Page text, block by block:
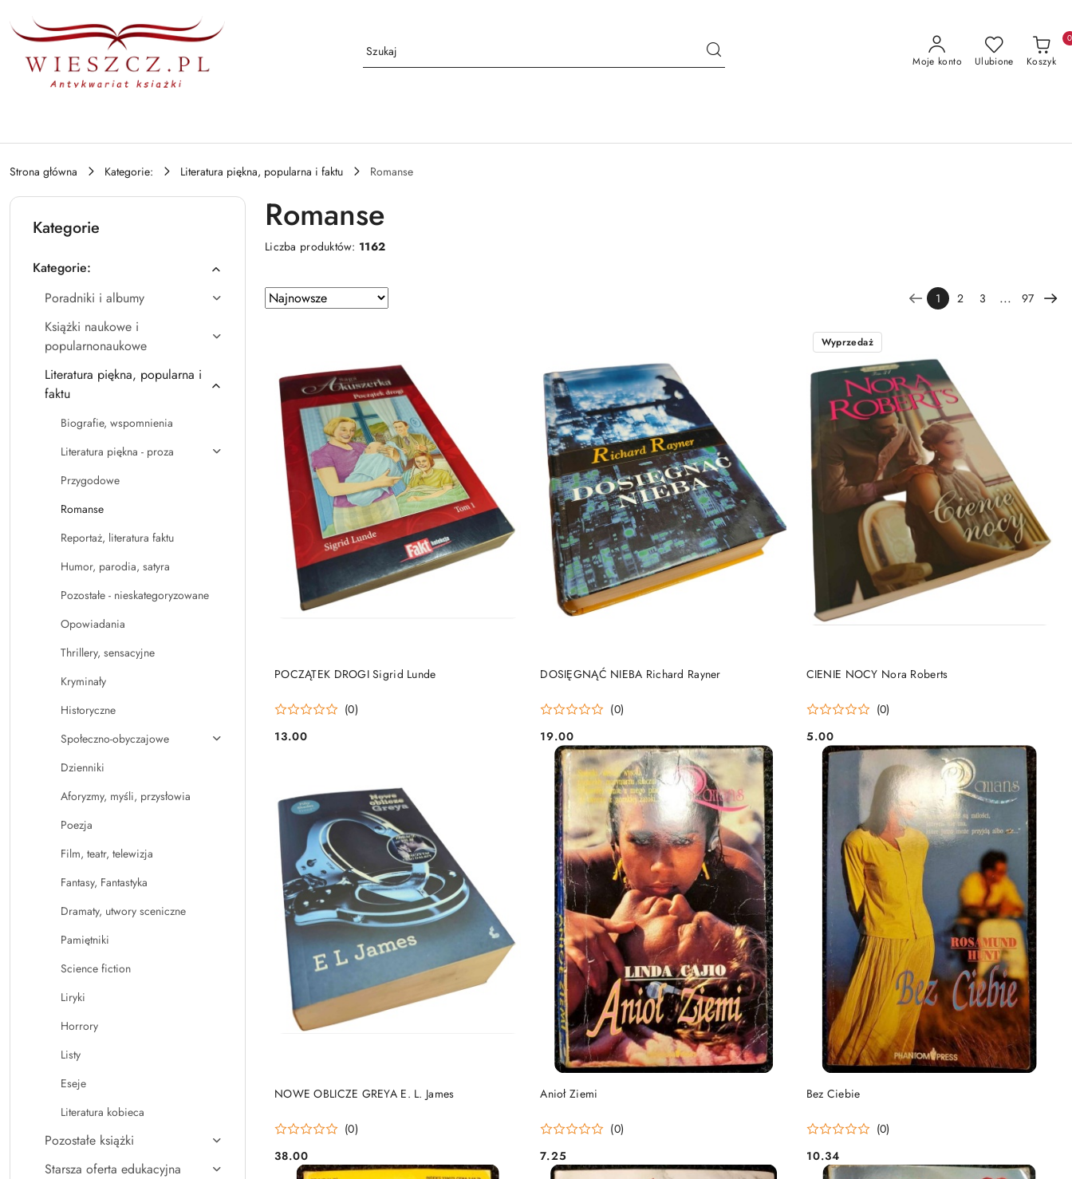
Przejdź do treści głównej
Przejdź do wyszukiwarki
Przejdź do moje konto
Przejdź do menu głównego
Przejdź do stopki
Moje konto Ulubione Koszyk
0
Strona główna Kategorie: Literatura piękna, popularna i faktu Romanse
Kategorie
Kategorie:
Poradniki i albumy
Książki naukowe i
popularnonaukowe
Literatura piękna, popularna i
faktu
Biografie, wspomnienia
Literatura piękna - proza
Przygodowe
Romanse
Reportaż, literatura faktu
Humor, parodia, satyra
Pozostałe - nieskategoryzowane
Opowiadania
Thrillery, sensacyjne
Kryminały
Historyczne
Społeczno-obyczajowe
Dzienniki
Aforyzmy, myśli, przysłowia
Poezja
Film, teatr, telewizja
Fantasy, Fantastyka
Dramaty, utwory sceniczne
Pamiętniki
Science fiction
Liryki
Horrory
Listy
Eseje
Literatura kobieca
Pozostałe książki
Starsza oferta edukacyjna
Romanse
Liczba produktów: 1162
Zastosowano sortowanie: Najnowsze.
Sortuj
według
1 2 3 ... 97
POCZĄTEK DROGI Sigrid Lunde
(0)
Cena:
13.00
DO KOSZYKA DOSIĘGNĄĆ NIEBA Richard Rayner
(0)
Cena:
19.00
DO KOSZYKA CIENIE NOCY Nora Roberts
(0)
Cena:
5.00
Wyprzedaż
DO KOSZYKA
NOWE OBLICZE GREYA E. L. James
(0)
Cena:
38.00
DO KOSZYKA Anioł Ziemi
(0)
Cena:
7.25
Bez Ciebie
(0)
Cena:
10.34